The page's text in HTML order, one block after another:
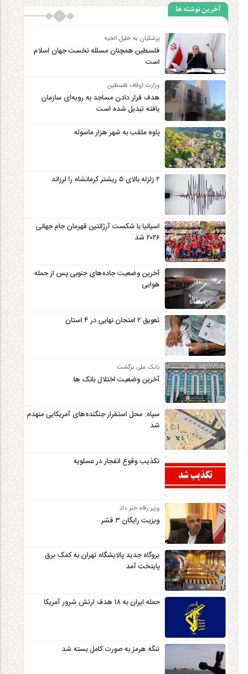
آخرین نوشته ها
پزشکیان به خلیل الحیه
فلسطین همچنان مسئله نخست جهان اسلام
است
وزارت اوقاف فلسطین
هدف قرار دادن مساجد به رویه‌ای سازمان‌
یافته تبدیل شده است
پاوه ملقب به شهر هزار ماسوله
۲ زلزله‌ بالای ۵ ریشتر کرمانشاه را لرزاند
اسپانیا با شکست آرژانتین قهرمان جام جهانی
۲۰۲۶ شد
آخرین وضعیت جاده‌های جنوبی پس از حمله
هوایی
تعویق ۲ امتحان نهایی در ۴ استان
بانک ملی برگشت
آخرین وضعیت اختلال بانک ها
سپاه: محل استقرار جنگنده‌های آمریکایی منهدم
شد
تکذیب وقوع انفجار در عسلویه
وزیر رفاه خبر داد
ویزیت رایگان ۳ قشر
یروگاه جدید پالایشگاه تهران به کمک برق
پایتخت آمد
حمله ایران به ۱۸ هدف ارتش شرور آمریکا
تنگه هرمز به صورت کامل بسته شد